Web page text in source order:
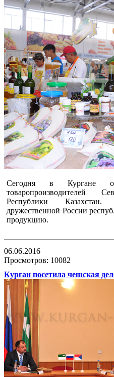
Сегодня в Кургане
товаропроизводителей
Республики Казахстан.
дружественной России
продукцию.
06.06.2016
Просмотров: 10082
Курган посетила чешская